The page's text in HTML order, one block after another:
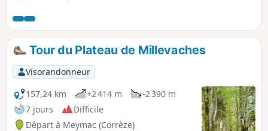
vue, un petit bâti remarquable, un site
archéologique, des forêts et ruisseaux...
Un parcours plein de découvertes !
Tour du Plateau de Millevaches
Visorandonneur
157,24 km
+2 414 m
-2 390 m
7 jours
Difficile
Départ à Meymac (Corrèze)